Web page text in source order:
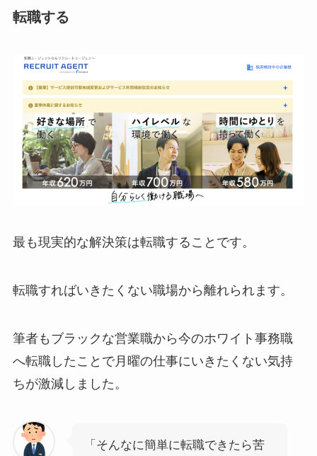
転職する
最も現実的な解決策は転職することです。
転職すればいきたくない職場から離れられます。
筆者もブラックな営業職から今のホワイト事務職
へ転職したことで月曜の仕事にいきたくない気持
ちが激減しました。
「そんなに簡単に転職できたら苦